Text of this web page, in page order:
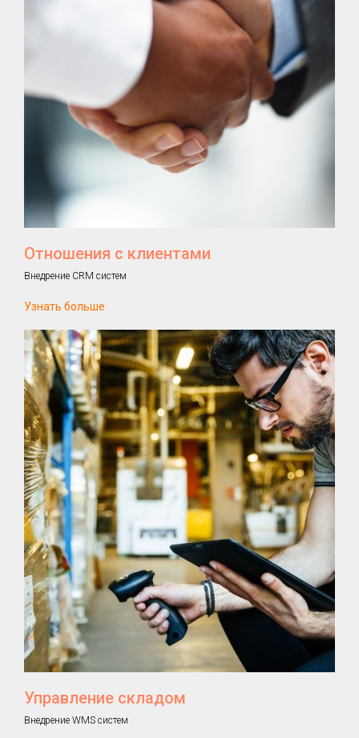
Отношения с клиентами
Внедрение CRM систем
Узнать больше
Управление складом
Внедрение WMS систем